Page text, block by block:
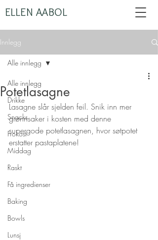
ELLEN AABOL
Innlegg
Alle innlegg
Drikke
Snacks
Frokost
Middag
Raskt
Få ingredienser
Baking
Bowls
Lunsj
Alle innlegg
Potetlasagne
Lasagne slår sjelden feil. Snik inn mer
grønnsaker i kosten med denne
supergode potetlasagnen, hvor søtpotet
erstatter pastaplatene!